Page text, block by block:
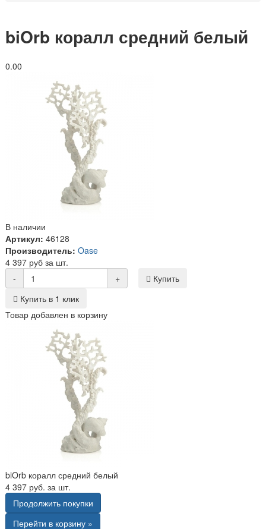
biOrb коралл средний белый
0.00
В наличии
Артикул: 46128
Производитель: Oase
4 397 руб за шт.
-
+
Купить
Купить в 1 клик
Товар добавлен в корзину
biOrb коралл средний белый
4 397 руб. за шт.
Продолжить покупки
Перейти в корзину »